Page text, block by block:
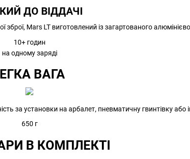
ДО ВІДДАЧІ
Mars LT виготовлений із загартованого
10+ годин
на одному заряді
ВАГА
за установки на арбалет, пневматичну гвинтівку
650 г
В КОМПЛЕКТІ